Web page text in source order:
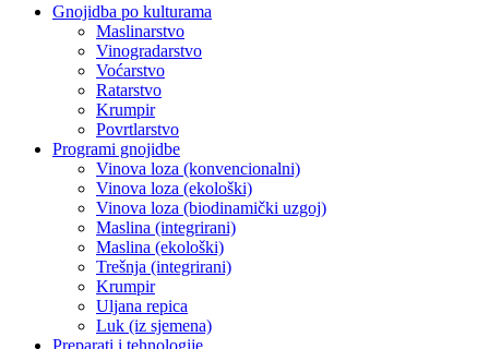
Gnojidba po kulturama
Maslinarstvo
Vinogradarstvo
Voćarstvo
Ratarstvo
Krumpir
Povrtlarstvo
Programi gnojidbe
Vinova loza (konvencionalni)
Vinova loza (ekološki)
Vinova loza (biodinamički uzgoj)
Maslina (integrirani)
Maslina (ekološki)
Trešnja (integrirani)
Krumpir
Uljana repica
Luk (iz sjemena)
Preparati i tehnologije